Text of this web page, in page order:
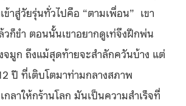
ข้าสู่วัยรุ่นทั่วไปคือ “ตามเพื่อน” เขา
ก็ขำ ตอนนั้นเขาอยากดูเท่จึงฝึกพ่น
มูก ถึงแม้สุดท้ายจะสำลักควันบ้าง แต่
ปี ที่เติบโตมาท่ามกลางสภาพ
ลาให้กร้านโลก มันเป็นความสำเร็จที่